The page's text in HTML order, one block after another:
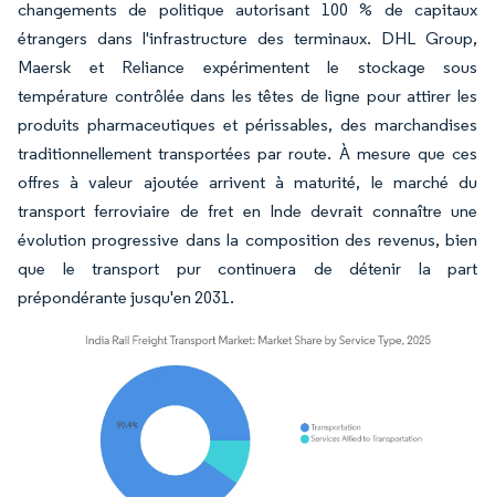
changements de politique autorisant 100 % de capitaux
étrangers dans l'infrastructure des terminaux. DHL Group,
Maersk et Reliance expérimentent le stockage sous
température contrôlée dans les têtes de ligne pour attirer les
produits pharmaceutiques et périssables, des marchandises
traditionnellement transportées par route. À mesure que ces
offres à valeur ajoutée arrivent à maturité, le marché du
transport ferroviaire de fret en Inde devrait connaître une
évolution progressive dans la composition des revenus, bien
que le transport pur continuera de détenir la part
prépondérante jusqu'en 2031.